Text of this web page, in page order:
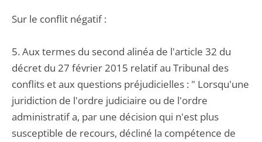
Sur le conflit négatif :
5. Aux termes du second alinéa de l'article 32 du
décret du 27 février 2015 relatif au Tribunal des
conflits et aux questions préjudicielles : " Lorsqu'une
juridiction de l'ordre judiciaire ou de l'ordre
administratif a, par une décision qui n'est plus
susceptible de recours, décliné la compétence de